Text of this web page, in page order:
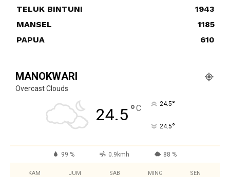
TELUK BINTUNI
1943
MANSEL
1185
PAPUA
610
MANOKWARI
Overcast Clouds
24.5°C 24.5°
24.5°
99 % 0.9kmh 88 %
KAM JUM SAB MING SEN